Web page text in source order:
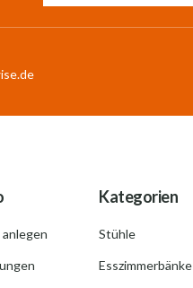
Kategorien
Stühle
Esszimmerbänke